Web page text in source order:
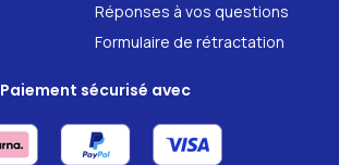
Réponses à vos questions
Formulaire de rétractation
Paiement sécurisé avec